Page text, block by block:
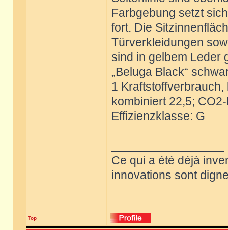
Farbgebung setzt
fort. Die
Türverkleidungen
sind in gelbem Leder
„Beluga Black“
1
kombiniert 22,5;
Effizienzklasse: G
Ce qui a été déjà
innovations sont
Top